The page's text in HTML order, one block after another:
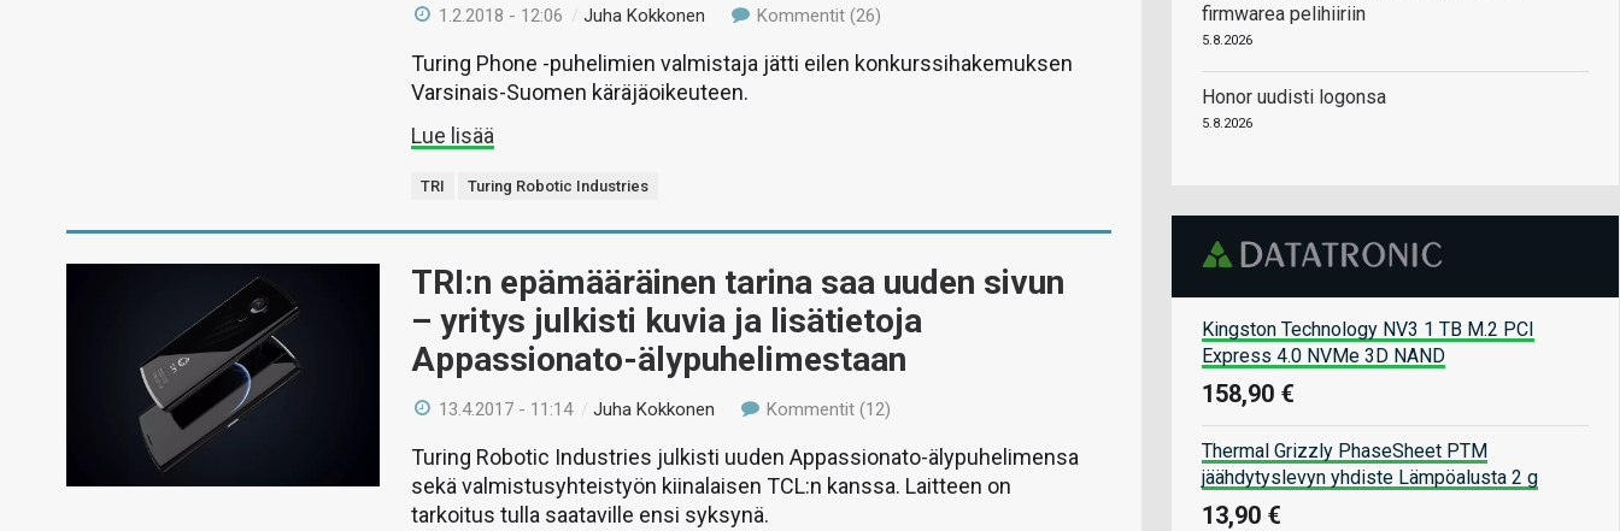
1.2.2018 - 12:06 /Juha Kokkonen Kommentit (26)
Turing Phone -puhelimien valmistaja jätti eilen konkurssihakemuksen
Varsinais-Suomen käräjäoikeuteen.
Lue lisää
TRI Turing Robotic Industries
TRI:n epämääräinen tarina saa uuden sivun
– yritys julkisti kuvia ja lisätietoja
Appassionato-älypuhelimestaan
13.4.2017 - 11:14 /Juha Kokkonen Kommentit (12)
Turing Robotic Industries julkisti uuden Appassionato-älypuhelimensa
sekä valmistusyhteistyön kiinalaisen TCL:n kanssa. Laitteen on
tarkoitus tulla saataville ensi syksynä.
firmwarea pelihiiriin
5.8.2026
Honor uudisti logonsa
5.8.2026
Kingston Technology NV3 1 TB M.2 PCI
Express 4.0 NVMe 3D NAND
158,90 €
Thermal Grizzly PhaseSheet PTM
jäähdytyslevyn yhdiste Lämpöalusta 2 g
13,90 €